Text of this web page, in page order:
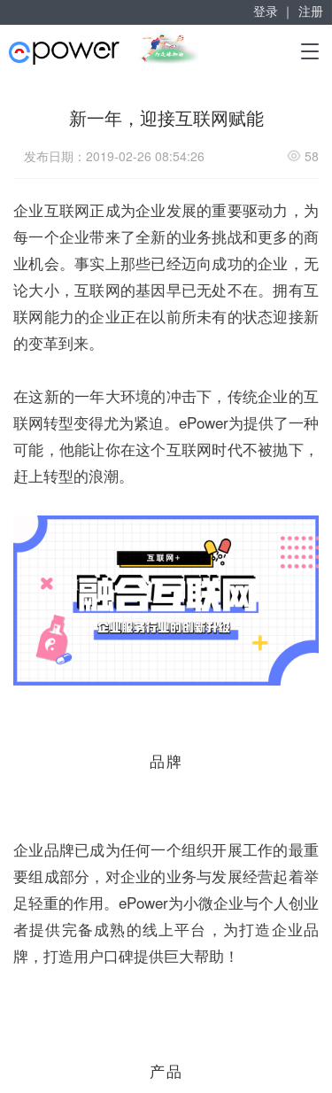
T
n
i
g
a
t
i
o
n
赋能“大众创业”
掘金万亿企业服务市场！
登录 ｜ 注册
新一年，迎接互联网赋能
发布日期：2019-02-26 08:54:26 58
企业互联网正成为企业发展的重要驱动力，为
每一个企业带来了全新的业务挑战和更多的商
业机会。事实上那些已经迈向成功的企业，无
论大小，互联网的基因早已无处不在。拥有互
联网能力的企业正在以前所未有的状态迎接新
的变革到来。
在这新的一年大环境的冲击下，传统企业的互
联网转型变得尤为紧迫。ePower为提供了一种
可能，他能让你在这个互联网时代不被抛下，
赶上转型的浪潮。
品牌
企业品牌已成为任何一个组织开展工作的最重
要组成部分，对企业的业务与发展经营起着举
足轻重的作用。ePower为小微企业与个人创业
者提供完备成熟的线上平台，为打造企业品
牌，打造用户口碑提供巨大帮助！
产品